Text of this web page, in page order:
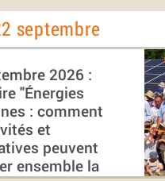
septembre
2026 :
"Énergies
: comment
et
peuvent
ensemble la